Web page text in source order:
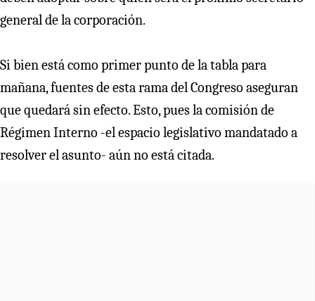
general de la corporación.
Si bien está como primer punto de la tabla para
mañana, fuentes de esta rama del Congreso aseguran
que quedará sin efecto. Esto, pues la comisión de
Régimen Interno -el espacio legislativo mandatado a
resolver el asunto- aún no está citada.